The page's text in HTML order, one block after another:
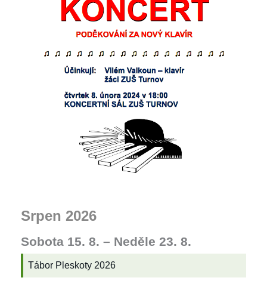
Srpen 2026
Sobota 15. 8. – Neděle 23. 8.
Tábor Pleskoty 2026